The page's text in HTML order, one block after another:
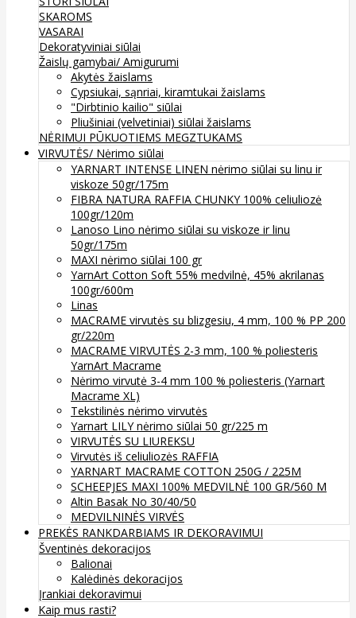
SKAROMS
VASARAI
Dekoratyviniai siūlai
Žaislų gamybai/ Amigurumi
Akytės žaislams
Cypsiukai, sąnriai, kiramtukai žaislams
"Dirbtinio kailio" siūlai
Pliušiniai (velvetiniai) siūlai žaislams
NĖRIMUI PŪKUOTIEMS MEGZTUKAMS
VIRVUTĖS/ Nėrimo siūlai
YARNART INTENSE LINEN nėrimo siūlai su linu ir
viskoze 50gr/175m
FIBRA NATURA RAFFIA CHUNKY 100% celiuliozė
100gr/120m
Lanoso Lino nėrimo siūlai su viskoze ir linu
50gr/175m
MAXI nėrimo siūlai 100 gr
YarnArt Cotton Soft 55% medvilnė, 45% akrilanas
100gr/600m
Linas
MACRAME virvutės su blizgesiu, 4 mm, 100 % PP 200
gr/220m
MACRAME VIRVUTĖS 2-3 mm, 100 % poliesteris
YarnArt Macrame
Nėrimo virvutė 3-4 mm 100 % poliesteris (Yarnart
Macrame XL)
Tekstilinės nėrimo virvutės
Yarnart LILY nėrimo siūlai 50 gr/225 m
VIRVUTĖS SU LIUREKSU
Virvutės iš celiuliozės RAFFIA
YARNART MACRAME COTTON 250G / 225M
SCHEEPJES MAXI 100% MEDVILNĖ 100 GR/560 M
Altin Basak No 30/40/50
MEDVILNINĖS VIRVĖS
PREKĖS RANKDARBIAMS IR DEKORAVIMUI
Šventinės dekoracijos
Balionai
Kalėdinės dekoracijos
Įrankiai dekoravimui
Kaip mus rasti?